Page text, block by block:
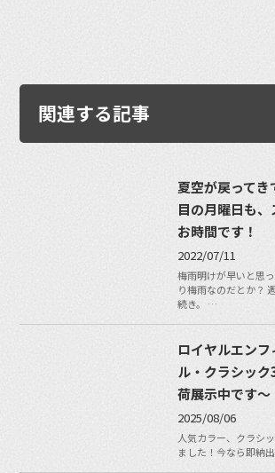
関連する記事
夏空が戻って
目の月曜日も
お時間です！
2022/07/11
梅雨明けが早いと思
り梅雨なのだとか？
続き。 …
ロイヤルエン
ル・クラシッ
荷展示中です〜
2025/08/06
人気カラー、クラシ
ました！今なら即納